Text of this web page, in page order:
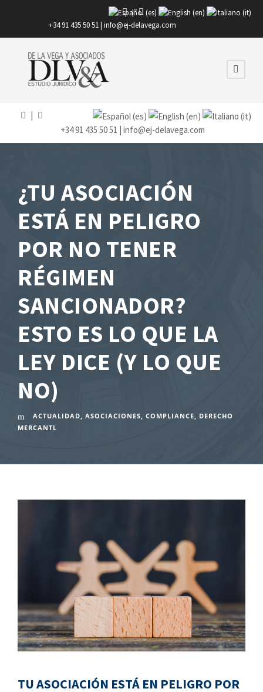
|
+34 91 435 50 51 | info@ej-delavega.com
+34 91 435 50 51 | info@ej-delavega.com
¿TU ASOCIACIÓN
ESTÁ EN PELIGRO
POR NO TENER
RÉGIMEN
SANCIONADOR?
ESTO ES LO QUE LA
LEY DICE (Y LO QUE
NO)
ACTUALIDAD, ASOCIACIONES, COMPLIANCE, DERECHO
MERCANTL
TU ASOCIACIÓN ESTÁ EN PELIGRO POR